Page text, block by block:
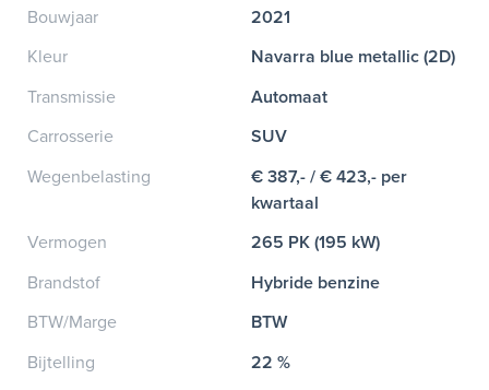
Bouwjaar
2021
Kleur
Navarra blue metallic (2D)
Transmissie
Automaat
Carrosserie
SUV
Wegenbelasting
€ 387,- / € 423,- per
kwartaal
Vermogen
265 PK (195 kW)
Brandstof
Hybride benzine
BTW/Marge
BTW
Bijtelling
22 %